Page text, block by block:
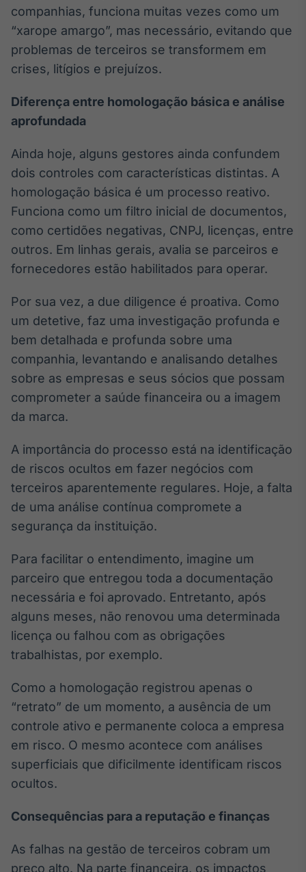
BroadFast
Gestão de
Investimentos
Em breve
Tokenização
Em breve
Crédito
Em breve
companhias, funciona muitas vezes como um
“xarope amargo”, mas necessário, evitando que
problemas de terceiros se transformem em
crises, litígios e prejuízos.
Diferença entre homologação básica e análise
aprofundada
Ainda hoje, alguns gestores ainda confundem
dois controles com características distintas. A
homologação básica é um processo reativo.
Funciona como um filtro inicial de documentos,
como certidões negativas, CNPJ, licenças, entre
outros. Em linhas gerais, avalia se parceiros e
fornecedores estão habilitados para operar.
Por sua vez, a due diligence é proativa. Como
um detetive, faz uma investigação profunda e
bem detalhada e profunda sobre uma
companhia, levantando e analisando detalhes
sobre as empresas e seus sócios que possam
comprometer a saúde financeira ou a imagem
da marca.
A importância do processo está na identificação
de riscos ocultos em fazer negócios com
terceiros aparentemente regulares. Hoje, a falta
de uma análise contínua compromete a
segurança da instituição.
Para facilitar o entendimento, imagine um
parceiro que entregou toda a documentação
necessária e foi aprovado. Entretanto, após
alguns meses, não renovou uma determinada
licença ou falhou com as obrigações
trabalhistas, por exemplo.
Como a homologação registrou apenas o
“retrato” de um momento, a ausência de um
controle ativo e permanente coloca a empresa
em risco. O mesmo acontece com análises
superficiais que dificilmente identificam riscos
ocultos.
Consequências para a reputação e finanças
As falhas na gestão de terceiros cobram um
preço alto. Na parte financeira, os impactos